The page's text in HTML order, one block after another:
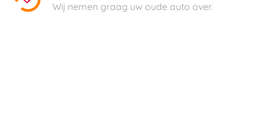
Wij nemen graag uw oude auto over.